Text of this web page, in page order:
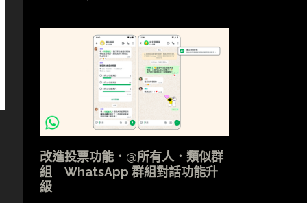
改進投票功能．@所有人．類似群
組 WhatsApp 群組對話功能升
級